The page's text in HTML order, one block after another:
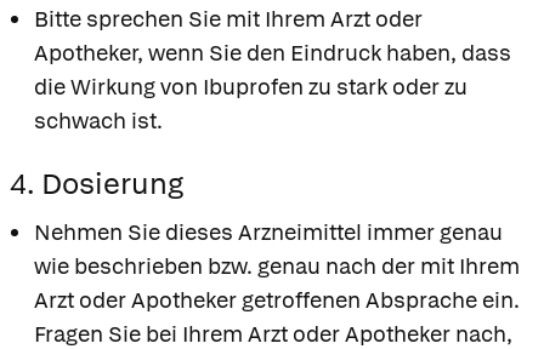
Bitte sprechen Sie mit Ihrem Arzt oder
Apotheker, wenn Sie den Eindruck haben, dass
die Wirkung von Ibuprofen zu stark oder zu
schwach ist.
4. Dosierung
Nehmen Sie dieses Arzneimittel immer genau
wie beschrieben bzw. genau nach der mit Ihrem
Arzt oder Apotheker getroffenen Absprache ein.
Fragen Sie bei Ihrem Arzt oder Apotheker nach,